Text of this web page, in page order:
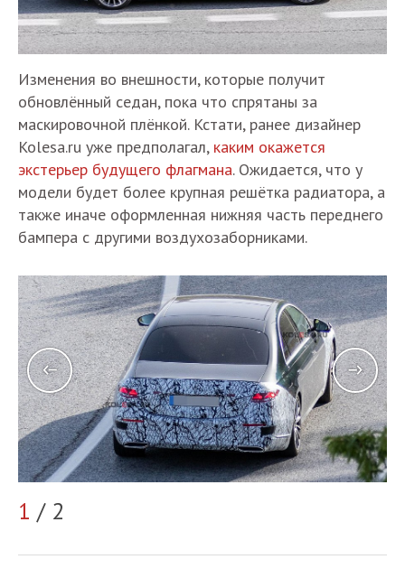
Изменения во внешности, которые получит
обновлённый седан, пока что спрятаны за
маскировочной плёнкой. Кстати, ранее дизайнер
Kolesa.ru уже предполагал, каким окажется
экстерьер будущего флагмана. Ожидается, что у
модели будет более крупная решётка радиатора, а
также иначе оформленная нижняя часть переднего
бампера с другими воздухозаборниками.
1 / 2